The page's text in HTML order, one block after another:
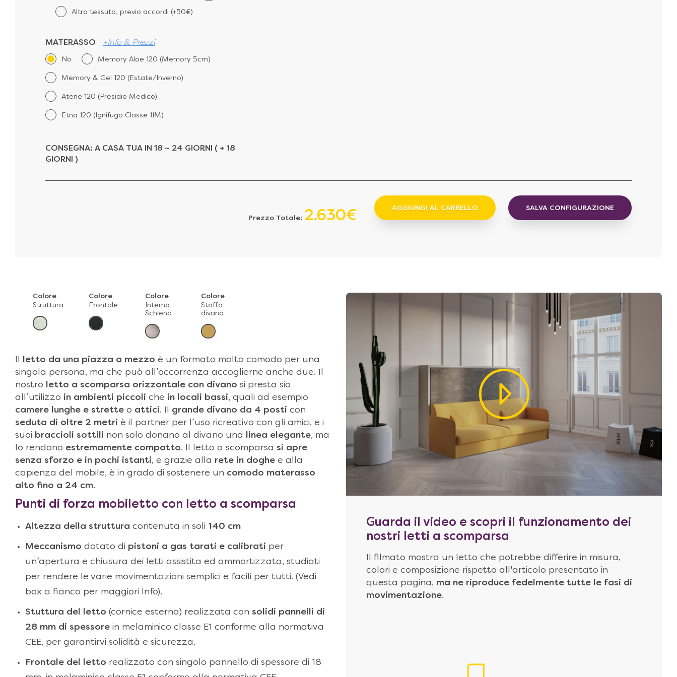
Altro tessuto, previo accordi (+50€)
MATERASSO +Info & Prezzi
No Memory Aloe 120 (Memory 5cm)
Memory & Gel 120 (Estate/Inverno)
Atene 120 (Presidio Medico)
Etna 120 (Ignifugo Classe 1IM)
CONSEGNA: A CASA TUA IN 18 ~ 24 GIORNI ( + 18
GIORNI )
Prezzo Totale: 2.630€
AGGIUNGI AL CARRELLO SALVA CONFIGURAZIONE
Colore
Struttura
Colore
Frontale
Colore
Interno
Schiena
Colore
Stoffa
divano
letto da una piazza a mezzo è un formato molto comodo per una
singola persona, ma che può all’occorrenza accoglierne anche due. Il
nostro letto a scomparsa orizzontale con divano si presta sia
all’utilizzo in ambienti piccoli che in locali bassi, quali ad esempio
camere lunghe e strette o attici. Il grande divano da 4 posti con
seduta di oltre 2 metri è il partner per l’uso ricreativo con gli amici, e i
suoi braccioli sottili non solo donano al divano una linea elegante, ma
lo rendono estremamente compatto. Il letto a scomparsa si apre
senza sforzo e in pochi istanti, e grazie alla rete in doghe e alla
capienza del mobile, è in grado di sostenere un comodo materasso
alto fino a 24 cm.
Punti di forza mobiletto con letto a scomparsa
Altezza della struttura contenuta in soli 140 cm
Meccanismo dotato di pistoni a gas tarati e calibrati per
un’apertura e chiusura dei letti assistita ed ammortizzata, studiati
per rendere le varie movimentazioni semplici e facili per tutti. (Vedi
box a fianco per maggiori Info).
Stuttura del letto (cornice esterna) realizzata con solidi pannelli di
28 mm di spessore in melaminico classe E1 conforme alla normativa
CEE, per garantirvi solidità e sicurezza.
Frontale del letto realizzato con singolo pannello di spessore di 18
Guarda il video e scopri il funzionamento dei
nostri letti a scomparsa
Il filmato mostra un letto che potrebbe differire in misura,
colori e composizione rispetto all'articolo presentato in
questa pagina, ma ne riproduce fedelmente tutte le fasi di
movimentazione.